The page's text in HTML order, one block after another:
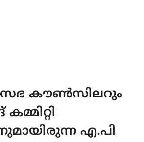
കൗൺസിലറും
എ.പി